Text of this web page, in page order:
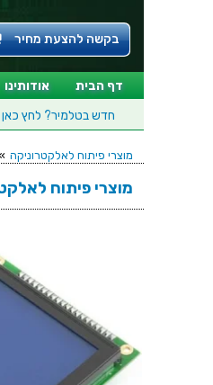
בקשה להצעת מחיר
דף הבית אודותינו
חדש בטלמיר? לחץ כאן
מוצרי פיתוח לאלקטרוניקה
מוצרי פיתוח